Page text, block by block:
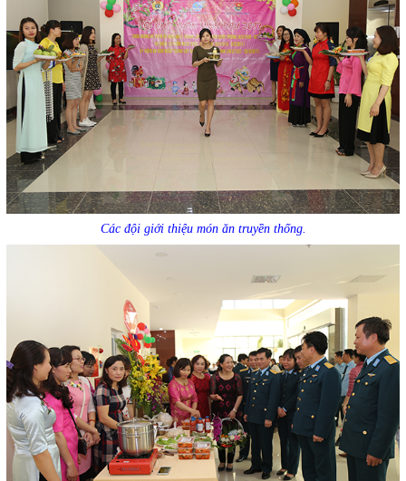
Các đội giới thiệu món ăn truyền thống.